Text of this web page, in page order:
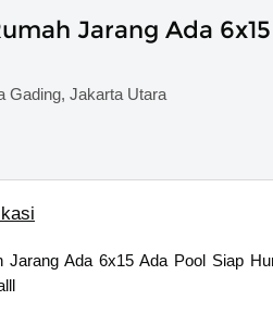
Jarang Ada
Gading, Jakarta Utara
Ada 6x15 Ada Pool Siap